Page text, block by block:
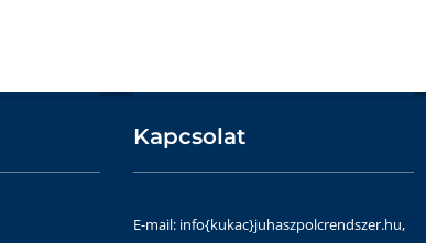
Kapcsolat
E-mail: info{kukac}juhaszpolcrendszer.hu,